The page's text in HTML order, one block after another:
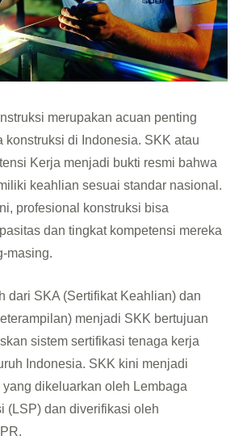
merupakan acuan penting
konstruksi di Indonesia. SKK atau
Kerja menjadi bukti resmi bahwa
keahlian sesuai standar nasional.
profesional konstruksi bisa
dan tingkat kompetensi mereka
masing.
dari SKA (Sertifikat Keahlian) dan
menjadi SKK bertujuan
sistem sertifikasi tenaga kerja
Indonesia. SKK kini menjadi
dikeluarkan oleh Lembaga
(LSP) dan diverifikasi oleh